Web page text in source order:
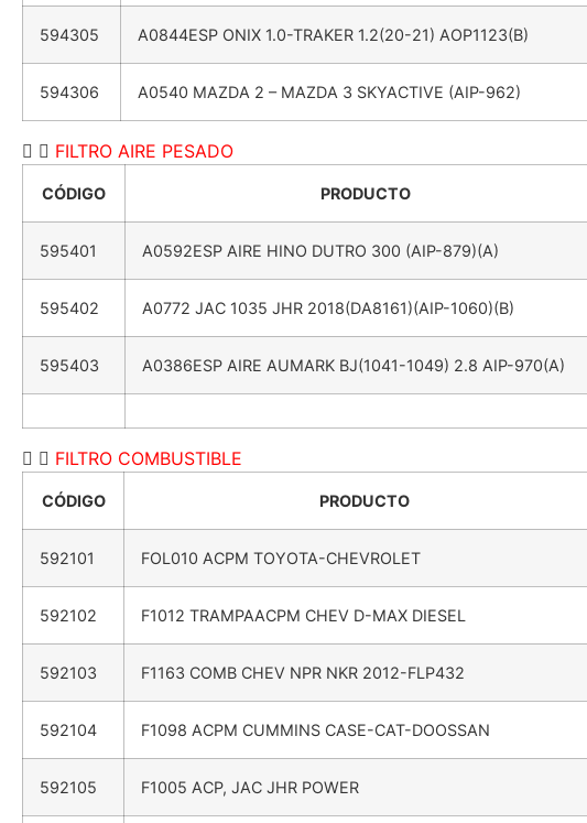
594305 A0844ESP ONIX 1.0-TRAKER 1.2(20-21) AOP1123(B)
594306 A0540 MAZDA 2 – MAZDA 3 SKYACTIVE (AIP-962)
FILTRO AIRE PESADO
CÓDIGO PRODUCTO
595401 A0592ESP AIRE HINO DUTRO 300 (AIP-879)(A)
595402 A0772 JAC 1035 JHR 2018(DA8161)(AIP-1060)(B)
595403 A0386ESP AIRE AUMARK BJ(1041-1049) 2.8 AIP-970(A)
FILTRO COMBUSTIBLE
CÓDIGO PRODUCTO
592101 FOL010 ACPM TOYOTA-CHEVROLET
592102 F1012 TRAMPAACPM CHEV D-MAX DIESEL
592103 F1163 COMB CHEV NPR NKR 2012-FLP432
592104 F1098 ACPM CUMMINS CASE-CAT-DOOSSAN
592105 F1005 ACP, JAC JHR POWER